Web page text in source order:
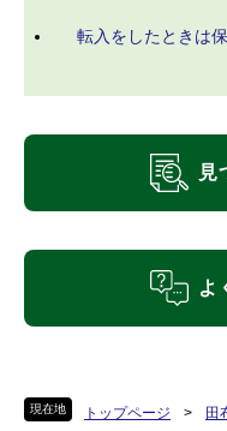
現在地 トップページ > 田
転入をしたときは
見
よ